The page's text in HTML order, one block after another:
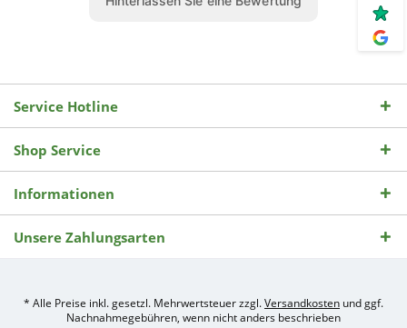
Service Hotline
Shop Service
Informationen
Unsere Zahlungsarten
* Alle Preise inkl. gesetzl. Mehrwertsteuer zzgl.Versandkosten und ggf.
Nachnahmegebühren, wenn nicht anders beschrieben